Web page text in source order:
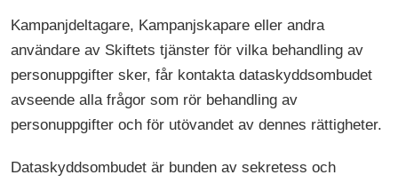
Kampanjdeltagare, Kampanjskapare eller andra
användare av Skiftets tjänster för vilka behandling av
personuppgifter sker, får kontakta dataskyddsombudet
avseende alla frågor som rör behandling av
personuppgifter och för utövandet av dennes rättigheter.
Dataskyddsombudet är bunden av sekretess och